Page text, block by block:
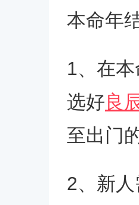
本命年
1、在
选好良
至出门
2、新